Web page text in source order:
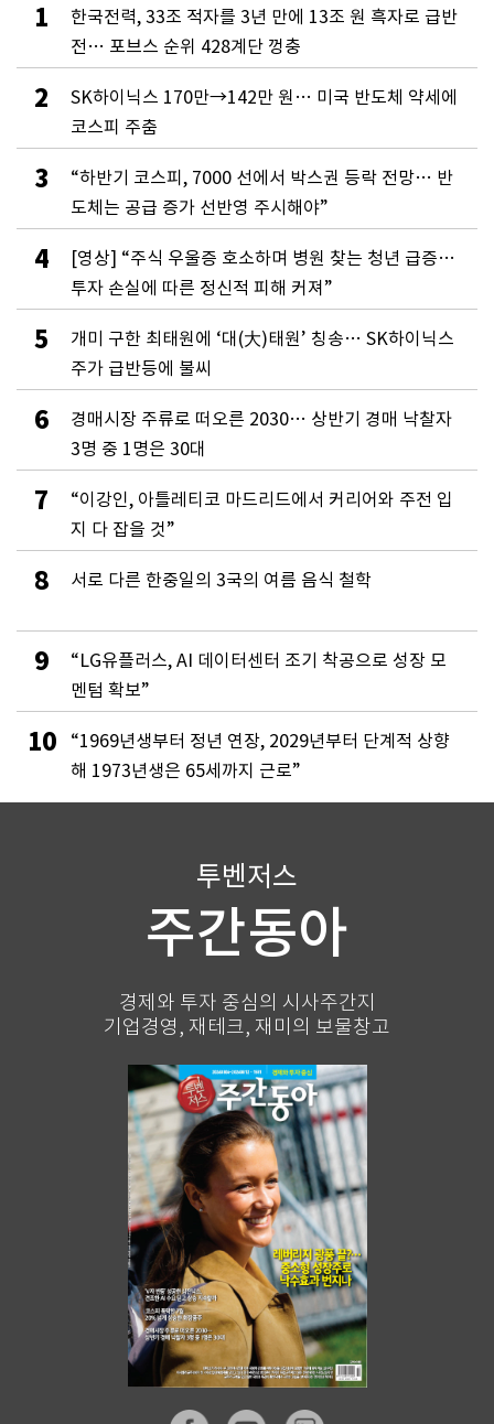
1
한국전력, 33조 적자를 3년 만에 13조 원 흑자로 급반
전… 포브스 순위 428계단 껑충
2
SK하이닉스 170만→142만 원… 미국 반도체 약세에
코스피 주춤
3
“하반기 코스피, 7000 선에서 박스권 등락 전망… 반
도체는 공급 증가 선반영 주시해야”
4
[영상] “주식 우울증 호소하며 병원 찾는 청년 급증…
투자 손실에 따른 정신적 피해 커져”
5
개미 구한 최태원에 ‘대(大)태원’ 칭송… SK하이닉스
주가 급반등에 불씨
6
경매시장 주류로 떠오른 2030… 상반기 경매 낙찰자
3명 중 1명은 30대
7
“이강인, 아틀레티코 마드리드에서 커리어와 주전 입
지 다 잡을 것”
8 서로 다른 한중일의 3국의 여름 음식 철학
9
“LG유플러스, AI 데이터센터 조기 착공으로 성장 모
멘텀 확보”
10
“1969년생부터 정년 연장, 2029년부터 단계적 상향
해 1973년생은 65세까지 근로”
투벤저스
주간동아
경제와 투자 중심의 시사주간지
기업경영, 재테크, 재미의 보물창고